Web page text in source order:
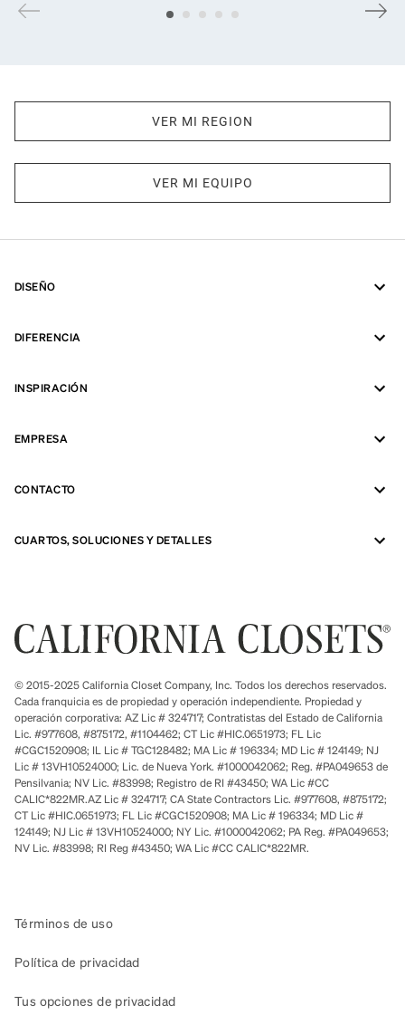
VER MI REGION
VER MI EQUIPO
DISEÑO
DIFERENCIA
INSPIRACIÓN
EMPRESA
CONTACTO
CUARTOS, SOLUCIONES Y DETALLES
© 2015-2025 California Closet Company, Inc. Todos los derechos reservados.
Cada franquicia es de propiedad y operación independiente. Propiedad y
operación corporativa: AZ Lic # 324717; Contratistas del Estado de California
Lic. #977608, #875172, #1104462; CT Lic #HIC.0651973; FL Lic
#CGC1520908; IL Lic # TGC128482; MA Lic # 196334; MD Lic # 124149; NJ
Lic # 13VH10524000; Lic. de Nueva York. #1000042062; Reg. #PA049653 de
Pensilvania; NV Lic. #83998; Registro de RI #43450; WA Lic #CC
CALIC*822MR.AZ Lic # 324717; CA State Contractors Lic. #977608, #875172;
CT Lic #HIC.0651973; FL Lic #CGC1520908; MA Lic # 196334; MD Lic #
124149; NJ Lic # 13VH10524000; NY Lic. #1000042062; PA Reg. #PA049653;
NV Lic. #83998; RI Reg #43450; WA Lic #CC CALIC*822MR.
Términos de uso
Política de privacidad
Tus opciones de privacidad